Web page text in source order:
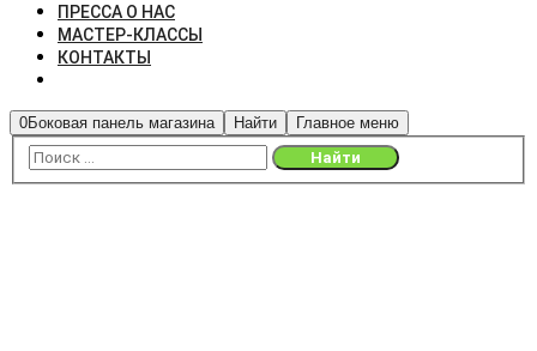
ПРЕССА О НАС
МАСТЕР-КЛАССЫ
КОНТАКТЫ
0Боковая панель магазина Найти Главное меню